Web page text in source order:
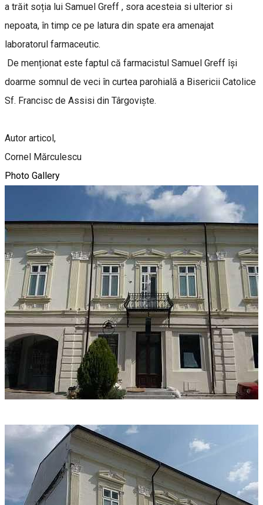
a trăit soția lui Samuel Greff , sora acesteia si ulterior si
nepoata, în timp ce pe latura din spate era amenajat
laboratorul farmaceutic.
De menționat este faptul că farmacistul Samuel Greff își
doarme somnul de veci în curtea parohială a Bisericii Catolice
Sf. Francisc de Assisi din Târgoviște.
Autor articol,
Cornel Mărculescu
Photo Gallery